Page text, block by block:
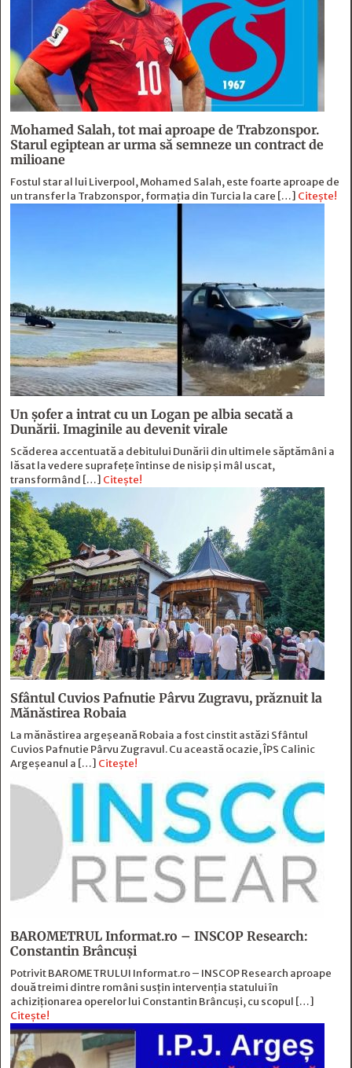
Mohamed Salah, tot mai aproape de Trabzonspor.
Starul egiptean ar urma să semneze un contract de
milioane
Fostul star al lui Liverpool, Mohamed Salah, este foarte aproape de
un transfer la Trabzonspor, formația din Turcia la care […] Citește!
Un șofer a intrat cu un Logan pe albia secată a
Dunării. Imaginile au devenit virale
Scăderea accentuată a debitului Dunării din ultimele săptămâni a
lăsat la vedere suprafețe întinse de nisip și mâl uscat,
transformând […] Citește!
Sfântul Cuvios Pafnutie Pârvu Zugravu, prăznuit la
Mănăstirea Robaia
La mănăstirea argeșeană Robaia a fost cinstit astăzi Sfântul
Cuvios Pafnutie Pârvu Zugravul. Cu această ocazie, ÎPS Calinic
Argeșeanul a […] Citește!
BAROMETRUL Informat.ro – INSCOP Research:
Constantin Brâncuși
Potrivit BAROMETRULUI Informat.ro – INSCOP Research aproape
două treimi dintre români susțin intervenția statului în
achiziționarea operelor lui Constantin Brâncuși, cu scopul […]
Citește!